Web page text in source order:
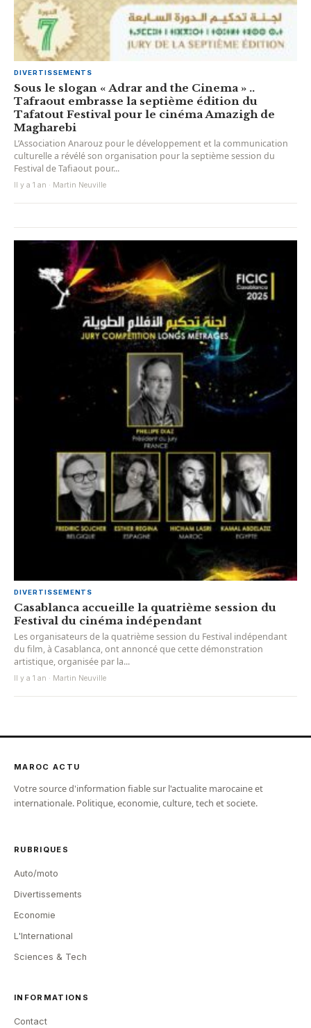
DIVERTISSEMENTS
Sous le slogan « Adrar and the Cinema » ..
Tafraout embrasse la septième édition du
Tafatout Festival pour le cinéma Amazigh de
Magharebi
L’Association Anarouz pour le développement et la communication
culturelle a révélé son organisation pour la septième session du
Festival de Tafiaout pour...
Il y a 1 an · Martin Neuville
DIVERTISSEMENTS
Casablanca accueille la quatrième session du
Festival du cinéma indépendant
Les organisateurs de la quatrième session du Festival indépendant
du film, à Casablanca, ont annoncé que cette démonstration
artistique, organisée par la...
Il y a 1 an · Martin Neuville
MAROC ACTU
Votre source d'information fiable sur l'actualite marocaine et
internationale. Politique, economie, culture, tech et societe.
RUBRIQUES
Auto/moto
Divertissements
Economie
L'International
Sciences & Tech
INFORMATIONS
Contact